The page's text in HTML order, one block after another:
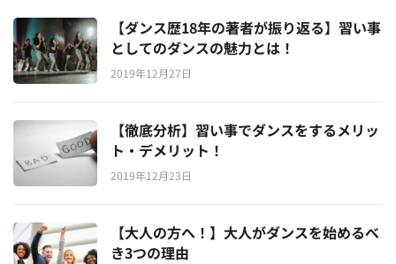
【ダンス歴18年の著者が振り返る】習い事
としてのダンスの魅力とは！
2019年12月27日
【徹底分析】習い事でダンスをするメリッ
ト・デメリット！
2019年12月23日
【大人の方へ！】大人がダンスを始めるべ
き3つの理由